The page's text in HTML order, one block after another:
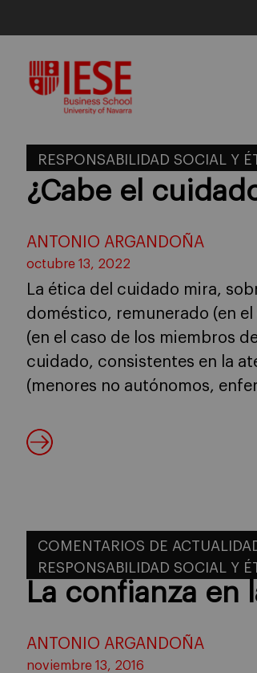
content
RESPONSABILIDAD SOCIAL Y
¿Cabe el
ANTONIO ARGANDOÑA
octubre 13, 2022
La ética del cuidado mira,
doméstico, remunerado (en
(en el caso de los miembros
cuidado, consistentes en la
(menores no autónomos,
COMENTARIOS DE
RESPONSABILIDAD SOCIAL Y
La confianza en
ANTONIO ARGANDOÑA
noviembre 13, 2016